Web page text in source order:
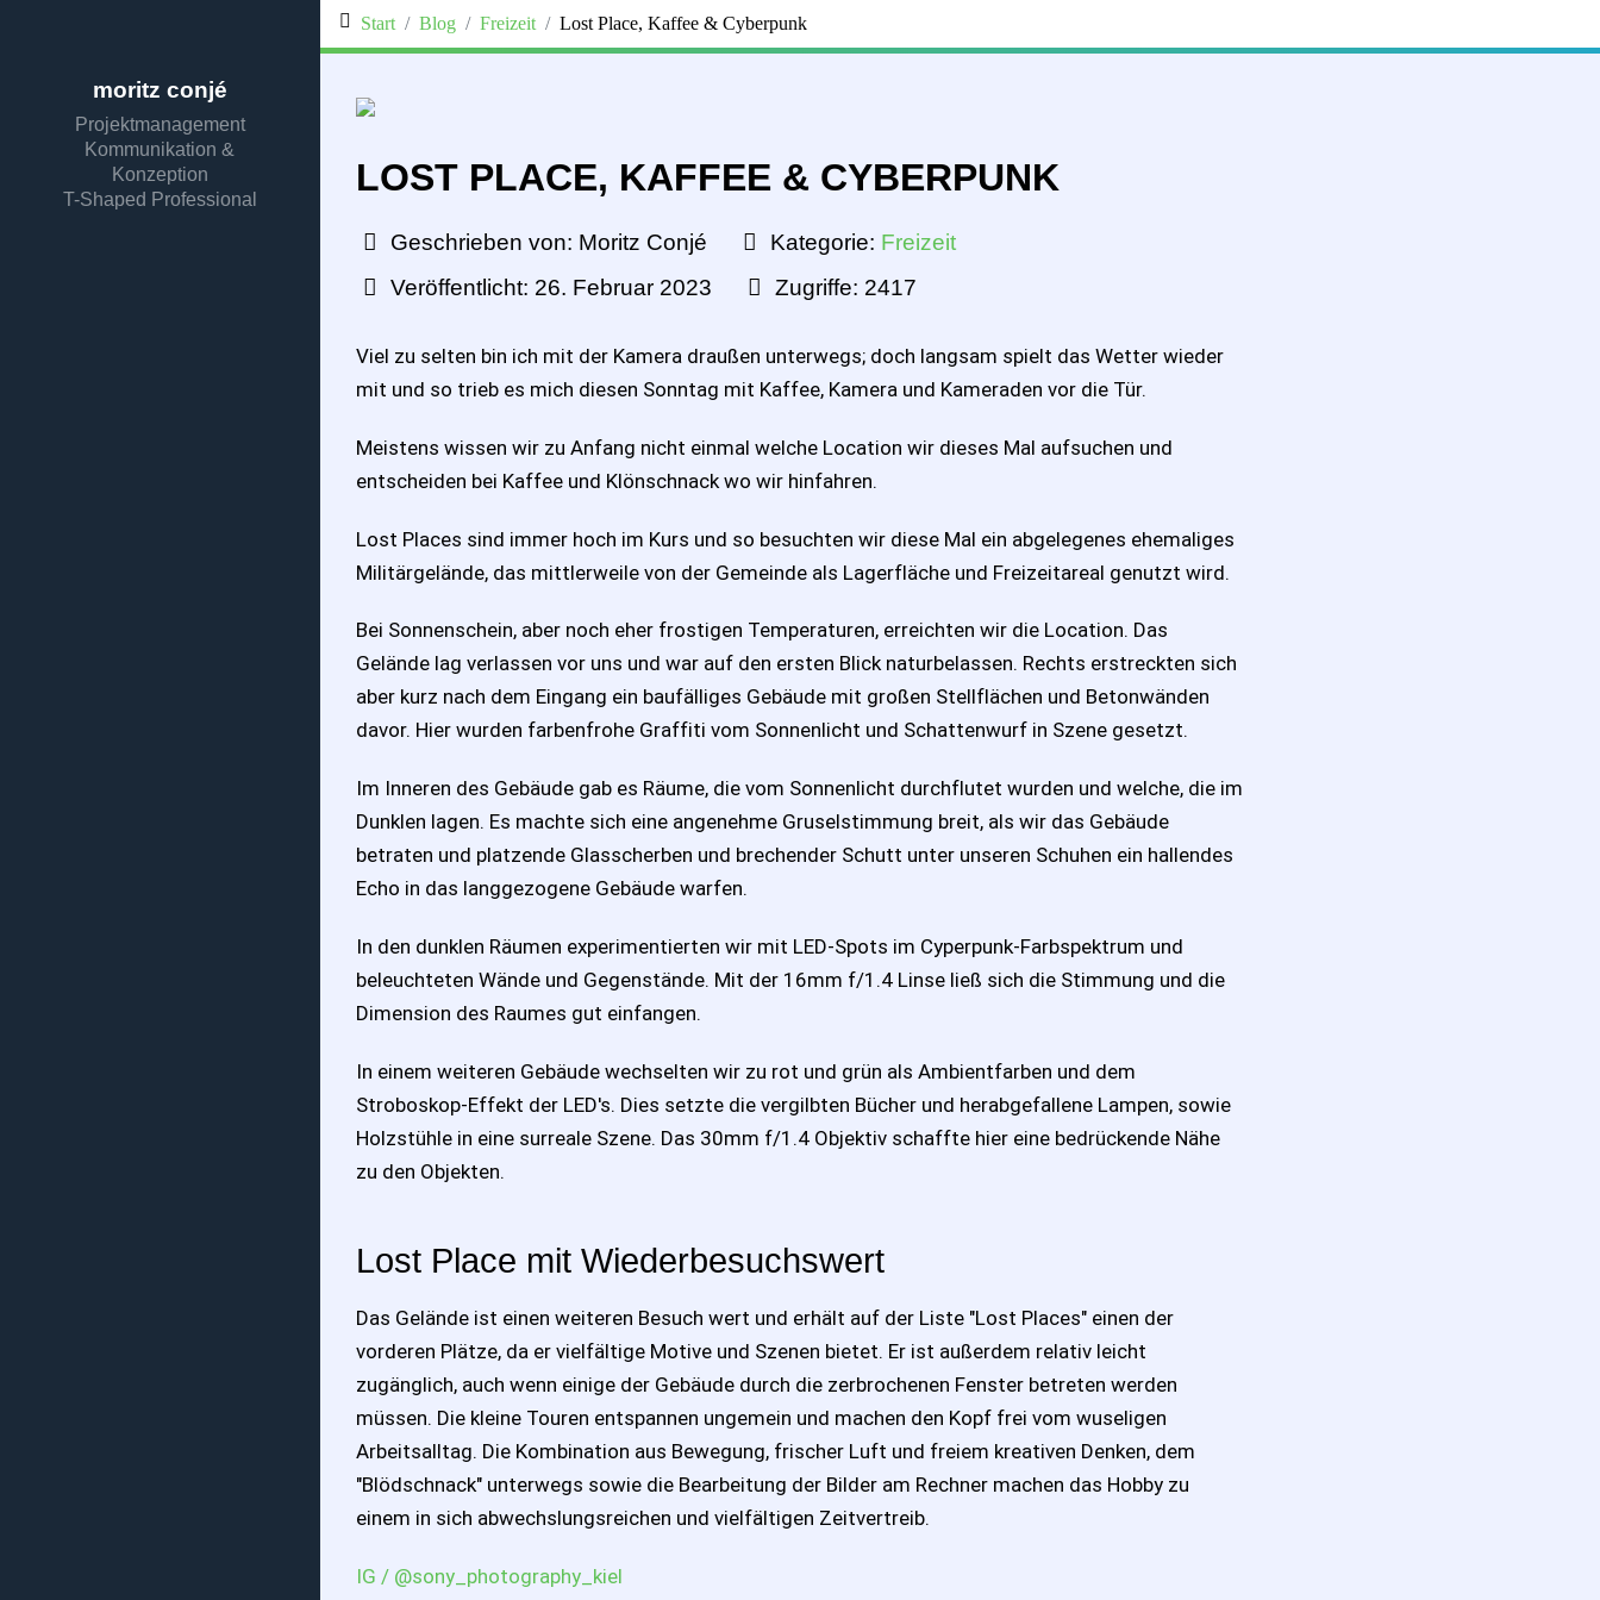
moritz conjé
Projektmanagement
Kommunikation &
Konzeption
T-Shaped Professional
Start Blog Freizeit Lost Place, Kaffee & Cyberpunk
LOST PLACE, KAFFEE & CYBERPUNK
Geschrieben von: Moritz Conjé Kategorie: Freizeit
Veröffentlicht: 26. Februar 2023
Zugriffe: 2417
Viel zu selten bin ich mit der Kamera draußen unterwegs; doch langsam spielt das Wetter wieder
mit und so trieb es mich diesen Sonntag mit Kaffee, Kamera und Kameraden vor die Tür.
Meistens wissen wir zu Anfang nicht einmal welche Location wir dieses Mal aufsuchen und
entscheiden bei Kaffee und Klönschnack wo wir hinfahren.
Lost Places sind immer hoch im Kurs und so besuchten wir diese Mal ein abgelegenes ehemaliges
Militärgelände, das mittlerweile von der Gemeinde als Lagerfläche und Freizeitareal genutzt wird.
Bei Sonnenschein, aber noch eher frostigen Temperaturen, erreichten wir die Location. Das
Gelände lag verlassen vor uns und war auf den ersten Blick naturbelassen. Rechts erstreckten sich
aber kurz nach dem Eingang ein baufälliges Gebäude mit großen Stellflächen und Betonwänden
davor. Hier wurden farbenfrohe Graffiti vom Sonnenlicht und Schattenwurf in Szene gesetzt.
Im Inneren des Gebäude gab es Räume, die vom Sonnenlicht durchflutet wurden und welche, die im
Dunklen lagen. Es machte sich eine angenehme Gruselstimmung breit, als wir das Gebäude
betraten und platzende Glasscherben und brechender Schutt unter unseren Schuhen ein hallendes
Echo in das langgezogene Gebäude warfen.
In den dunklen Räumen experimentierten wir mit LED-Spots im Cyperpunk-Farbspektrum und
beleuchteten Wände und Gegenstände. Mit der 16mm f/1.4 Linse ließ sich die Stimmung und die
Dimension des Raumes gut einfangen.
In einem weiteren Gebäude wechselten wir zu rot und grün als Ambientfarben und dem
Stroboskop-Effekt der LED's. Dies setzte die vergilbten Bücher und herabgefallene Lampen, sowie
Holzstühle in eine surreale Szene. Das 30mm f/1.4 Objektiv schaffte hier eine bedrückende Nähe
zu den Objekten.
Lost Place mit Wiederbesuchswert
Das Gelände ist einen weiteren Besuch wert und erhält auf der Liste "Lost Places" einen der
vorderen Plätze, da er vielfältige Motive und Szenen bietet. Er ist außerdem relativ leicht
zugänglich, auch wenn einige der Gebäude durch die zerbrochenen Fenster betreten werden
müssen. Die kleine Touren entspannen ungemein und machen den Kopf frei vom wuseligen
Arbeitsalltag. Die Kombination aus Bewegung, frischer Luft und freiem kreativen Denken, dem
"Blödschnack" unterwegs sowie die Bearbeitung der Bilder am Rechner machen das Hobby zu
einem in sich abwechslungsreichen und vielfältigen Zeitvertreib.
IG / @sony_photography_kiel